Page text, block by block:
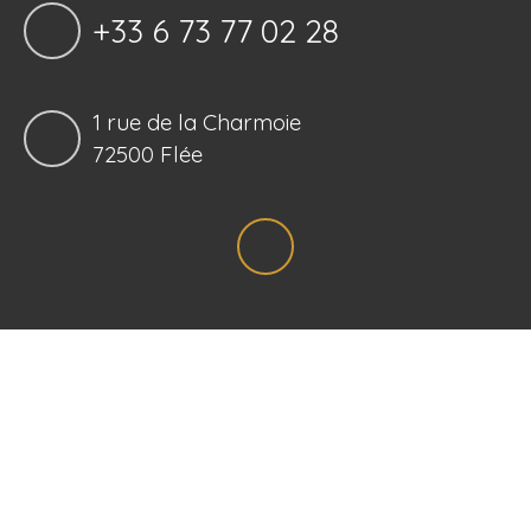
+33 6 73 77 02 28
1 rue de la Charmoie
72500 Flée